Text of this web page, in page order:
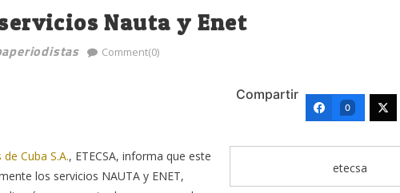
Nauta y Enet
Comment(0)
Compartir
0
etecsa
Cuba S.A., ETECSA, informa que este
los servicios NAUTA y ENET,